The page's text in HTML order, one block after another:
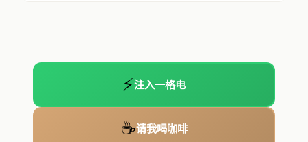
⚡注入一格电
☕请我喝咖啡